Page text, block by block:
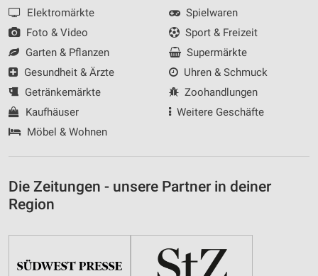
Elektromärkte
Foto & Video
Garten & Pflanzen
Gesundheit & Ärzte
Getränkemärkte
Kaufhäuser
Möbel & Wohnen
Spielwaren
Sport & Freizeit
Supermärkte
Uhren & Schmuck
Zoohandlungen
Weitere Geschäfte
Die Zeitungen - unsere Partner in deiner
Region